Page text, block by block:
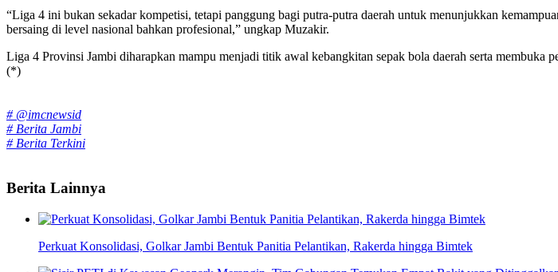
“Liga 4 ini bukan sekadar kompetisi, tetapi panggung bagi putra-putra daerah untuk menunjukkan
bersaing di level nasional bahkan profesional,” ungkap Muzakir.
Liga 4 Provinsi Jambi diharapkan mampu menjadi titik awal kebangkitan sepak bola daerah serta membuka
(*)
# @imcnewsid
# Berita Jambi
# Berita Terkini
Berita Lainnya
Perkuat Konsolidasi, Golkar Jambi Bentuk Panitia Pelantikan, Rakerda hingga Bimtek